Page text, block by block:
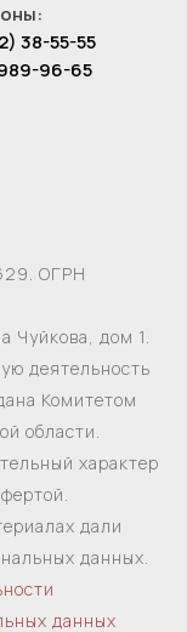
38-55-55
96-65
ОГРН
Чуйкова, дом 1.
деятельность
Комитетом
области.
характер
дали
данных.
данных